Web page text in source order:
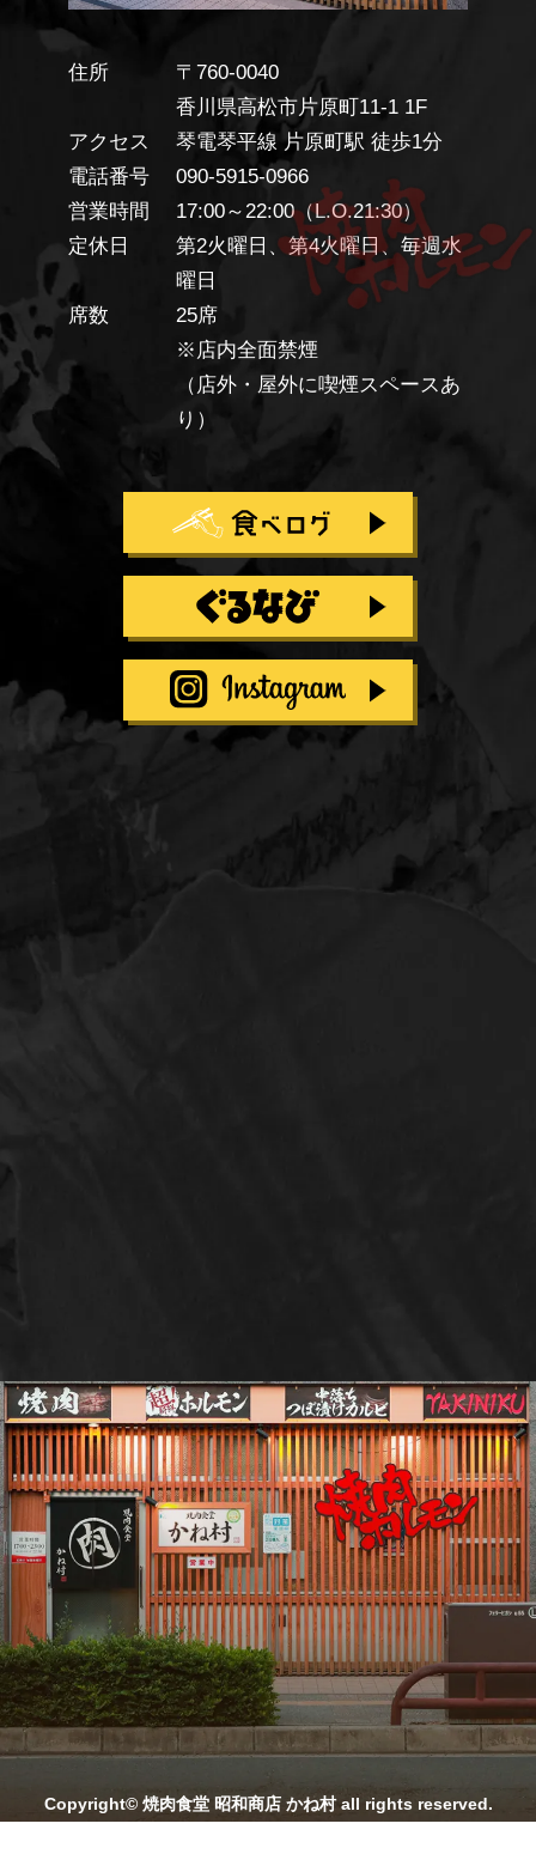
住所
〒760-0040
香川県高松市片原町11-1 1F
アクセス
琴電琴平線 片原町駅 徒歩1分
電話番号
090-5915-0966
営業時間
17:00～22:00（L.O.21:30）
定休日
第2火曜日、第4火曜日、毎週水
曜日
席数
25席
※店内全面禁煙
（店外・屋外に喫煙スペースあ
り）
Copyright© 焼肉食堂 昭和商店 かね村 all rights reserved.